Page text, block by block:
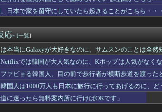
業者の息子が生まれたときの経験」Steamを作った...
日本が好きなんだな」
ツーなのによく可愛く生まれたね」子守り後の妹を追い
で韓国は『無敗』…」日韓ワールドカップの審判買収
連敗しても気の毒だとは思わない【大谷】
元図と建築技術の高さに韓国人が衝撃！」→「当時の
た高校生とは思えないハイレベルなプレーがこちら
原油の命綱！（海外の反応）
店の商品写真が話題になっている理由がこちら…」→
海外の反応）
人だったら、まず臓器を狙われてると思う」男たちの
日本で家を留守にしていたら起きることがこちら・・
応- [一覧]
本当にGalaxyが大好きなのに、サムスンのことは全然
では韓国が大人気なのに、Kポップは人気がなく
ァビョる韓国人、目の前で歩行者が横断歩道を渡った
国人は1000万人も日本に旅行に行ってあげるのに、
日本を分析
に迷ったら無料案内所に行けばOKです」